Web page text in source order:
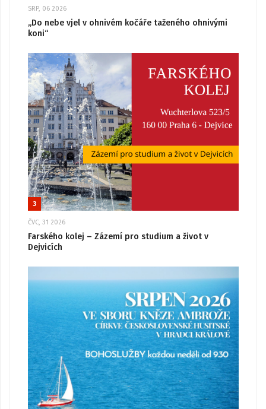
SRP, 06 2026
„Do nebe vjel v ohnivém kočáře taženého ohnivými
koni“
3
ČVC, 31 2026
Farského kolej – Zázemí pro studium a život v
Dejvicích